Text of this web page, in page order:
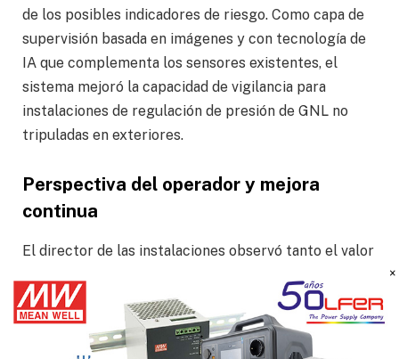
de los posibles indicadores de riesgo. Como capa de
supervisión basada en imágenes y con tecnología de
IA que complementa los sensores existentes, el
sistema mejoró la capacidad de vigilancia para
instalaciones de regulación de presión de GNL no
tripuladas en exteriores.
Perspectiva del operador y mejora
continua
El director de las instalaciones observó tanto el valor
«Esperamos que aplicar tanto el sistema de
detección de gas basado en IA como el sistema de